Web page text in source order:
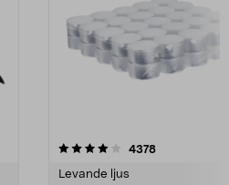
4378recensioner
Levande ljus
4.5av 5 stjärnor